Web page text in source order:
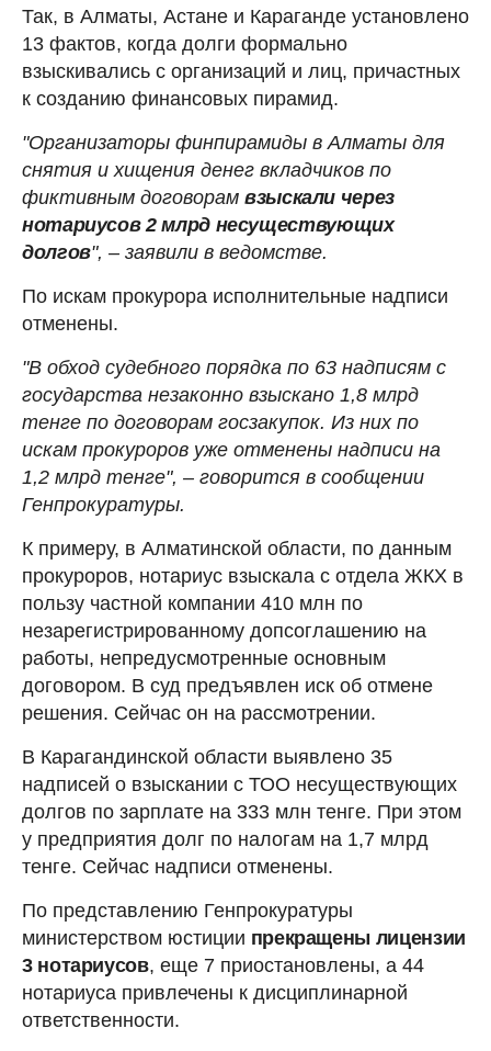
Так, в Алматы, Астане и Караганде установлено
13 фактов, когда долги формально
взыскивались с организаций и лиц, причастных
к созданию финансовых пирамид.
"Организаторы финпирамиды в Алматы для
снятия и хищения денег вкладчиков по
фиктивным договорам взыскали через
нотариусов 2 млрд несуществующих
долгов", – заявили в ведомстве.
По искам прокурора исполнительные надписи
отменены.
"В обход судебного порядка по 63 надписям с
государства незаконно взыскано 1,8 млрд
тенге по договорам госзакупок. Из них по
искам прокуроров уже отменены надписи на
1,2 млрд тенге", – говорится в сообщении
Генпрокуратуры.
К примеру, в Алматинской области, по данным
прокуроров, нотариус взыскала с отдела ЖКХ в
пользу частной компании 410 млн по
незарегистрированному допсоглашению на
работы, непредусмотренные основным
договором. В суд предъявлен иск об отмене
решения. Сейчас он на рассмотрении.
В Карагандинской области выявлено 35
надписей о взыскании с ТОО несуществующих
долгов по зарплате на 333 млн тенге. При этом
у предприятия долг по налогам на 1,7 млрд
тенге. Сейчас надписи отменены.
По представлению Генпрокуратуры
министерством юстиции прекращены лицензии
3 нотариусов, еще 7 приостановлены, а 44
нотариуса привлечены к дисциплинарной
ответственности.